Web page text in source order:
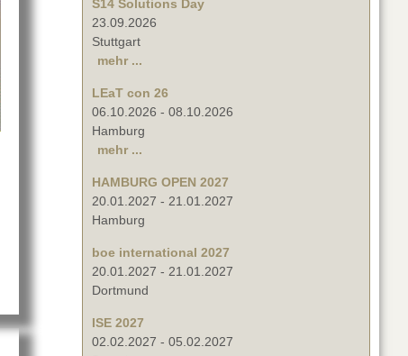
S14 Solutions Day
23.09.2026
Stuttgart
mehr ...
LEaT con 26
06.10.2026 - 08.10.2026
Hamburg
mehr ...
HAMBURG OPEN 2027
20.01.2027 - 21.01.2027
Hamburg
boe international 2027
20.01.2027 - 21.01.2027
Dortmund
ISE 2027
02.02.2027 - 05.02.2027